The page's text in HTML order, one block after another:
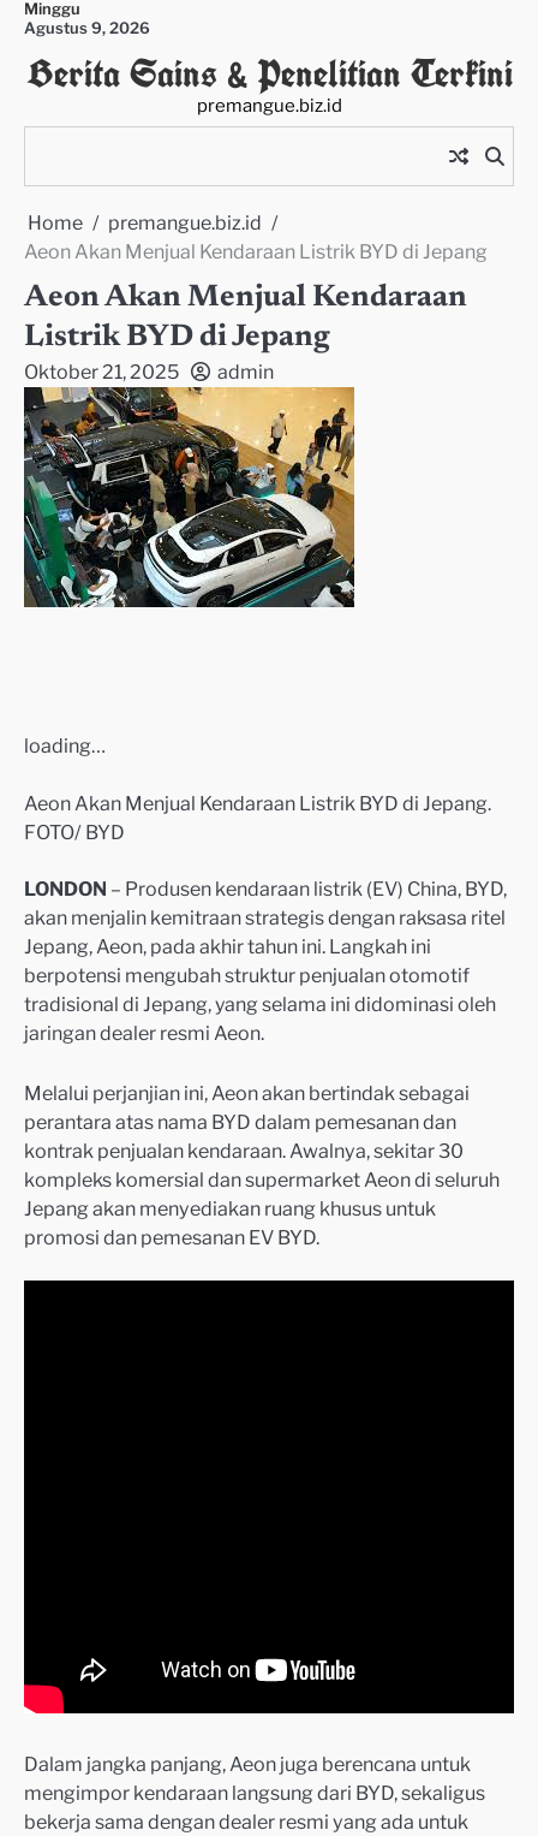
Skip
content
Minggu
Agustus 9, 2026
Berita Sains & Penelitian Terkini
premangue.biz.id
Home
premangue.biz.id
Aeon Akan Menjual Kendaraan Listrik BYD di Jepang
Aeon Akan Menjual Kendaraan
Listrik BYD di Jepang
Oktober 21, 2025 admin
loading…
Aeon Akan Menjual Kendaraan Listrik BYD di Jepang.
FOTO/ BYD
LONDON – Produsen kendaraan listrik (EV) China, BYD,
akan menjalin kemitraan strategis dengan raksasa ritel
Jepang, Aeon, pada akhir tahun ini. Langkah ini
berpotensi mengubah struktur penjualan otomotif
tradisional di Jepang, yang selama ini didominasi oleh
jaringan dealer resmi Aeon.
Melalui perjanjian ini, Aeon akan bertindak sebagai
perantara atas nama BYD dalam pemesanan dan
kontrak penjualan kendaraan. Awalnya, sekitar 30
kompleks komersial dan supermarket Aeon di seluruh
Jepang akan menyediakan ruang khusus untuk
promosi dan pemesanan EV BYD.
Dalam jangka panjang, Aeon juga berencana untuk
mengimpor kendaraan langsung dari BYD, sekaligus
bekerja sama dengan dealer resmi yang ada untuk